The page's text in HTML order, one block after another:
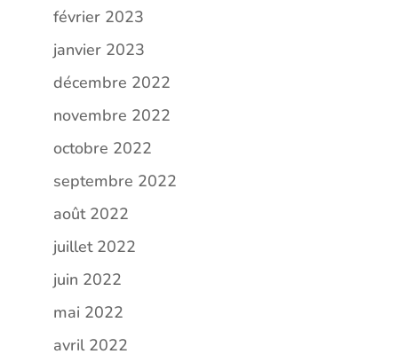
février 2023
janvier 2023
décembre 2022
novembre 2022
octobre 2022
septembre 2022
août 2022
juillet 2022
juin 2022
mai 2022
avril 2022